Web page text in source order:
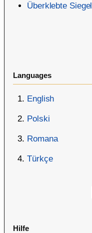
Überklebte Siegel
Languages
English
Polski
Romana
Türkçe
Hilfe